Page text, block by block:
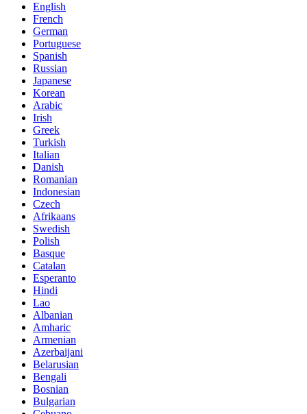
English
French
German
Portuguese
Spanish
Russian
Japanese
Korean
Arabic
Irish
Greek
Turkish
Italian
Danish
Romanian
Indonesian
Czech
Afrikaans
Swedish
Polish
Basque
Catalan
Esperanto
Hindi
Lao
Albanian
Amharic
Armenian
Azerbaijani
Belarusian
Bengali
Bosnian
Bulgarian